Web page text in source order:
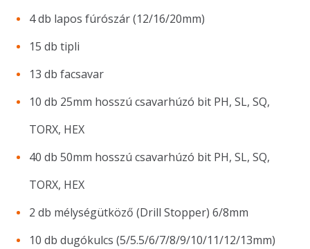
4 db lapos fúrószár (12/16/20mm)
15 db tipli
13 db facsavar
10 db 25mm hosszú csavarhúzó bit PH, SL, SQ,
TORX, HEX
40 db 50mm hosszú csavarhúzó bit PH, SL, SQ,
TORX, HEX
2 db mélységütköző (Drill Stopper) 6/8mm
10 db dugókulcs (5/5.5/6/7/8/9/10/11/12/13mm)